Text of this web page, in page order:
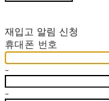
재입고 알림 신청
휴대폰 번호
-
-